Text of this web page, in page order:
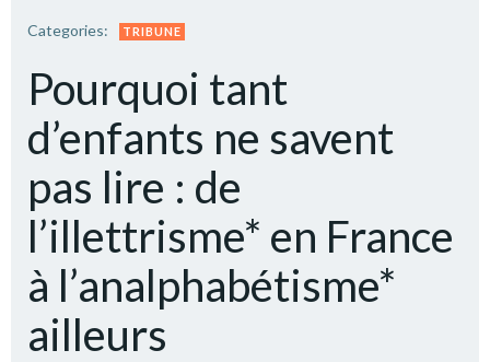
Categories: TRIBUNE
Pourquoi tant
d’enfants ne savent
pas lire : de
l’illettrisme* en France
à l’analphabétisme*
ailleurs